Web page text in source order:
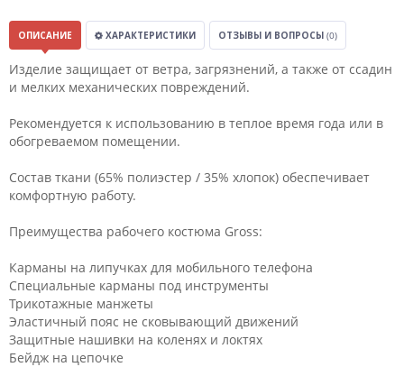
ОПИСАНИЕ ХАРАКТЕРИСТИКИ ОТЗЫВЫ И ВОПРОСЫ (0)
Изделие защищает от ветра, загрязнений, а также от ссадин
и мелких механических повреждений.
Рекомендуется к использованию в теплое время года или в
обогреваемом помещении.
Состав ткани (65% полиэстер / 35% хлопок) обеспечивает
комфортную работу.
Преимущества рабочего костюма Gross:
Карманы на липучках для мобильного телефона
Специальные карманы под инструменты
Трикотажные манжеты
Эластичный пояс не сковывающий движений
Защитные нашивки на коленях и локтях
Бейдж на цепочке